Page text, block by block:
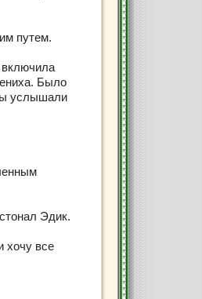
путем.
Было
услышали
Эдик.
хочу все